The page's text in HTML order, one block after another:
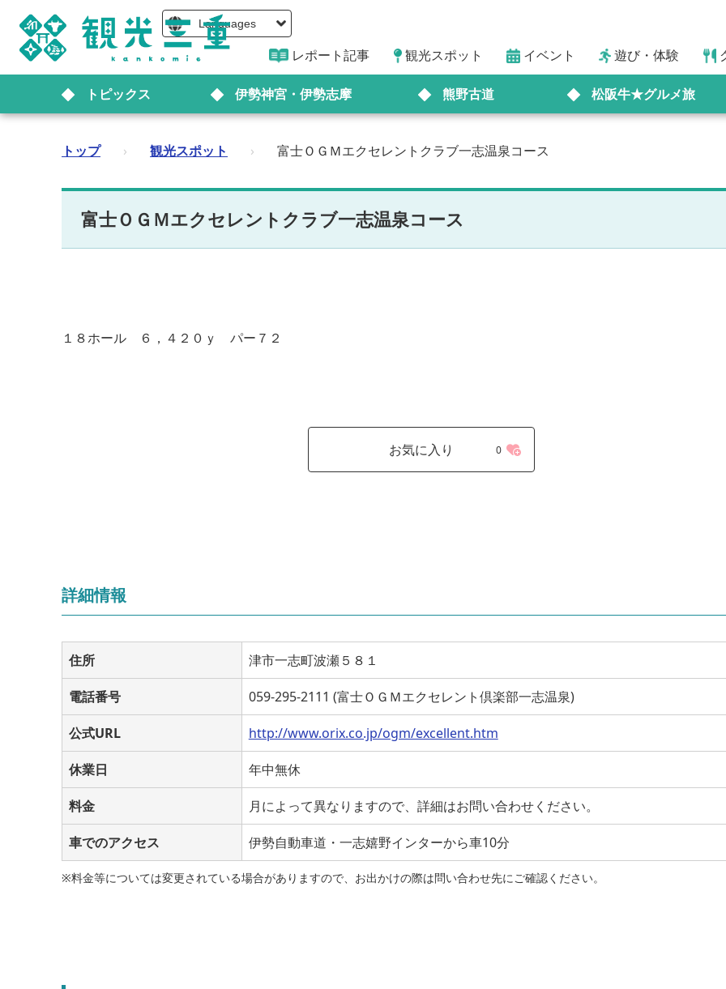
Languages
レポート記事 観光スポット イベント 遊び・体験
トピックス 伊勢神宮・伊勢志摩 熊野古道 松阪牛★グルメ旅
トップ › 観光スポット › 富士ＯＧＭエクセレントクラブ一志温泉コース
富士ＯＧＭエクセレントクラブ一志温泉コース
１８ホール ６，４２０ｙ パー７２
お気に入り 0
詳細情報
住所 津市一志町波瀬５８１
電話番号 059-295-2111 (富士ＯＧＭエクセレント倶楽部一志温泉)
公式URL http://www.orix.co.jp/ogm/excellent.htm
休業日 年中無休
料金 月によって異なりますので、詳細はお問い合わせください。
車でのアクセス 伊勢自動車道・一志嬉野インターから車10分
※料金等については変更されている場合がありますので、お出かけの際は問い合わせ先にご確認ください。